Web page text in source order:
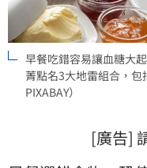
早餐吃錯容易讓血糖大
菁點名3大地雷組合，
PIXABAY）
[廣告]